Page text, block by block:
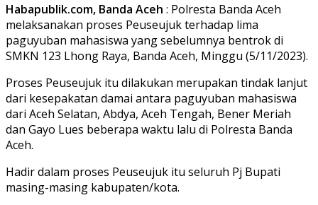
Habapublik.com, Banda Aceh : Polresta Banda Aceh
melaksanakan proses Peuseujuk terhadap lima
paguyuban mahasiswa yang sebelumnya bentrok di
SMKN 123 Lhong Raya, Banda Aceh, Minggu (5/11/2023).
Proses Peuseujuk itu dilakukan merupakan tindak lanjut
dari kesepakatan damai antara paguyuban mahasiswa
dari Aceh Selatan, Abdya, Aceh Tengah, Bener Meriah
dan Gayo Lues beberapa waktu lalu di Polresta Banda
Aceh.
Hadir dalam proses Peuseujuk itu seluruh Pj Bupati
masing-masing kabupaten/kota.